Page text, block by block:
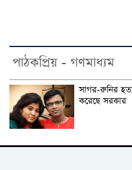
পাঠকপ্রিয় - গণমাধ্যম
সাগর-রুনির
করেছে সরকার